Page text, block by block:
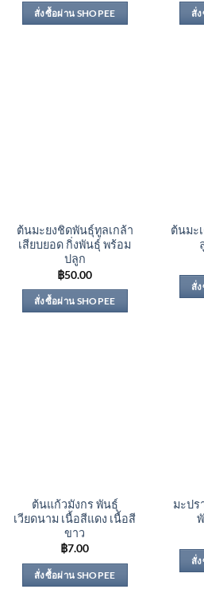
สั่งซื้อผ่าน SHOPEE สั่
ต้นมะยงชิดพันธุ์ทูลเกล้า
เสียบยอด กิ่งพันธุ์ พร้อม
ปลูก
฿50.00
สั่งซื้อผ่าน SHOPEE
ต้นมะ
สั่
ต้นแก้วมังกร พันธุ์
เวียดนาม เนื้อสีแดง เนื้อสี
ขาว
฿7.00
สั่งซื้อผ่าน SHOPEE
มะปร
สั่